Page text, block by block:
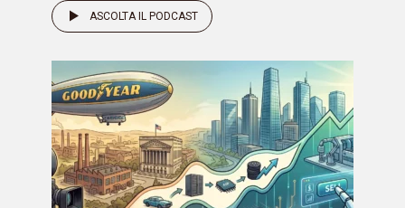
ASCOLTA IL PODCAST